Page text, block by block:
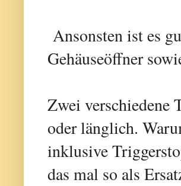
Ansonsten ist es
Gehäuseöffner
Zwei verschiedene
oder länglich.
inklusive
das mal so als